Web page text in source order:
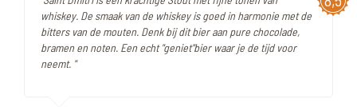
whiskey. De smaak van de whiskey is goed in harmonie met de
bitters van de mouten. Denk bij dit bier aan pure chocolade,
bramen en noten. Een echt "geniet"bier waar je de tijd voor
neemt. "